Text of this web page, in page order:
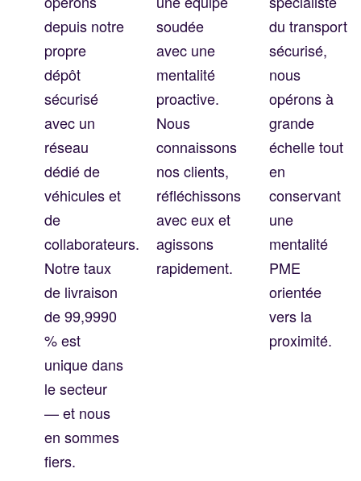
depuis notre
propre
dépôt
sécurisé
avec un
réseau
dédié de
véhicules et
de
collaborateurs.
Notre taux
de livraison
de 99,9990
% est
unique dans
le secteur
— et nous
en sommes
fiers.
soudée
avec une
mentalité
proactive.
Nous
connaissons
nos clients,
réfléchissons
avec eux et
agissons
rapidement.
du transport
sécurisé,
nous
opérons à
grande
échelle tout
en
conservant
une
mentalité
PME
orientée
vers la
proximité.